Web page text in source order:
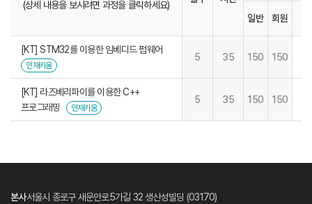
(상세 내용을 보시려면 과정을 클릭하세요)
일반 회원
[KT] STM32를 이용한 임베디드 펌웨어
인재키움
5 35 150 150
[KT] 라즈베리파이를 이용한 C++
프로그래밍
인재키움
5 35 150 150
본사서울시 종로구 새문안로5가길 32 생산성빌딩 (03170)